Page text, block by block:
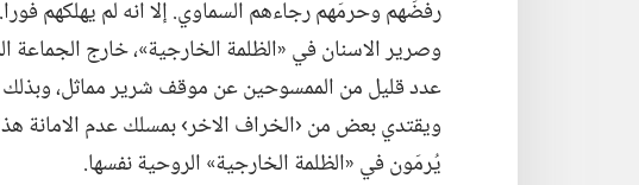
رفضَهم وحرمَهم رجاءهم السماوي.‏ إلا انه لم يهلكهم
وصرير الاسنان في «الظلمة الخارجية»،‏ خارج الجماعة
عدد قليل من الممسوحين عن موقف شرير مماثل،‏
ويقتدي بعض من ‹الخراف الاخر› بمسلك عدم الامانة
يُرمَون في «الظلمة الخارجية» الروحية نفسها.‏